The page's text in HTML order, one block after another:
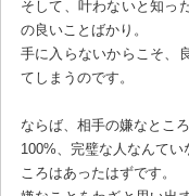
そして、叶わないと知っ
の良いことばかり。
手に入らないからこそ、
てしまうのです。
ならば、相手の嫌なとこ
100%、完璧な人なんて
ころはあったはずです。